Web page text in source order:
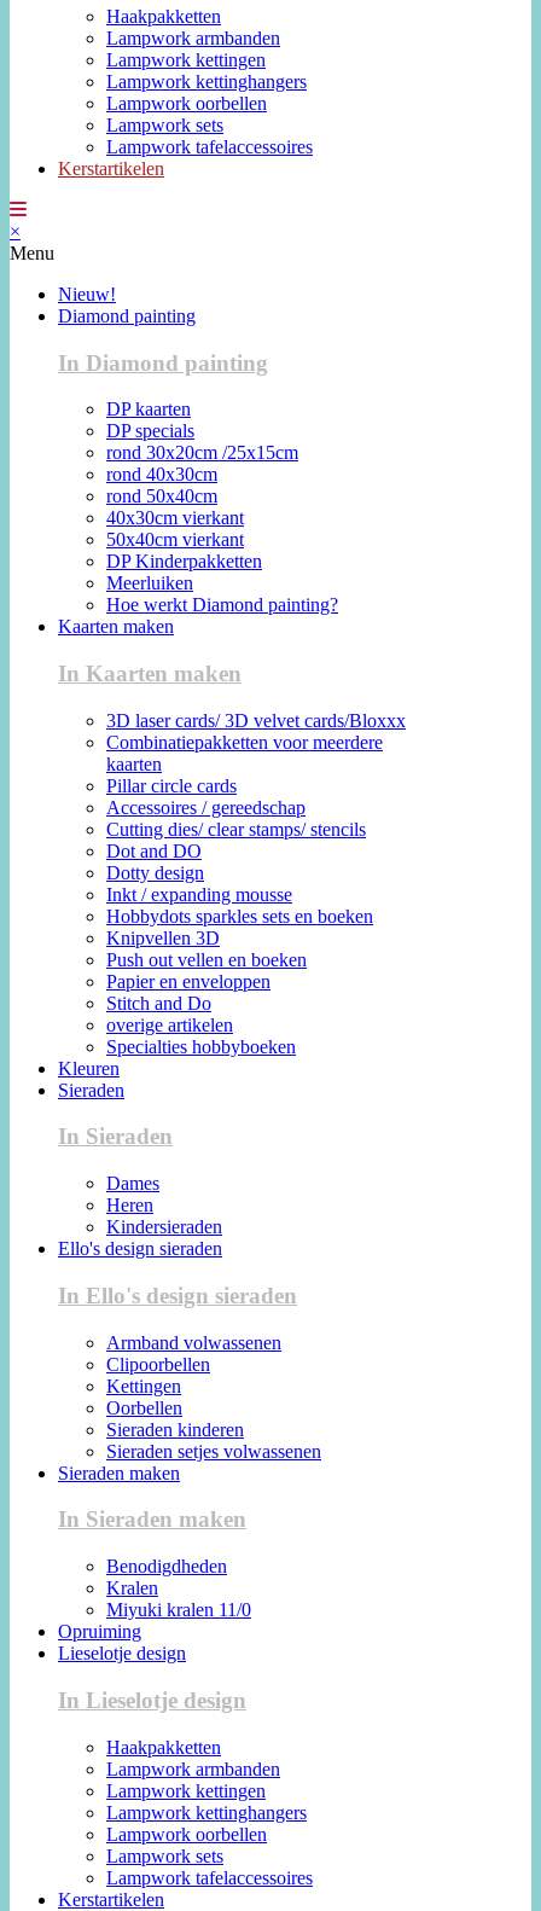
Haakpakketten
Lampwork armbanden
Lampwork kettingen
Lampwork kettinghangers
Lampwork oorbellen
Lampwork sets
Lampwork tafelaccessoires
Kerstartikelen
×
Menu
Nieuw!
Diamond painting
In Diamond painting
DP kaarten
DP specials
rond 30x20cm /25x15cm
rond 40x30cm
rond 50x40cm
40x30cm vierkant
50x40cm vierkant
DP Kinderpakketten
Meerluiken
Hoe werkt Diamond painting?
Kaarten maken
In Kaarten maken
3D laser cards/ 3D velvet cards/Bloxxx
Combinatiepakketten voor meerdere
kaarten
Pillar circle cards
Accessoires / gereedschap
Cutting dies/ clear stamps/ stencils
Dot and DO
Dotty design
Inkt / expanding mousse
Hobbydots sparkles sets en boeken
Knipvellen 3D
Push out vellen en boeken
Papier en enveloppen
Stitch and Do
overige artikelen
Specialties hobbyboeken
Kleuren
Sieraden
In Sieraden
Dames
Heren
Kindersieraden
Ello's design sieraden
In Ello's design sieraden
Armband volwassenen
Clipoorbellen
Kettingen
Oorbellen
Sieraden kinderen
Sieraden setjes volwassenen
Sieraden maken
In Sieraden maken
Benodigdheden
Kralen
Miyuki kralen 11/0
Opruiming
Lieselotje design
In Lieselotje design
Haakpakketten
Lampwork armbanden
Lampwork kettingen
Lampwork kettinghangers
Lampwork oorbellen
Lampwork sets
Lampwork tafelaccessoires
Kerstartikelen